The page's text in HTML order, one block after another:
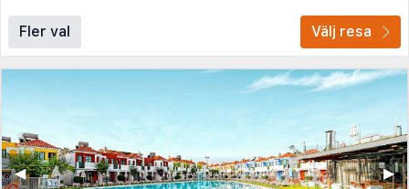
Fler val Välj resa
▶︎
◀︎